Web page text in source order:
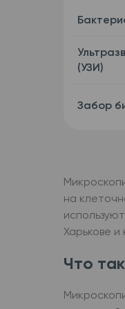
(УЗИ)
Забор
на
Харькове и
Что